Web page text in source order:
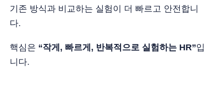
기존 방식과 비교하는 실험이 더 빠르고 안전합니
다.
핵심은 “작게, 빠르게, 반복적으로 실험하는 HR”입
니다.